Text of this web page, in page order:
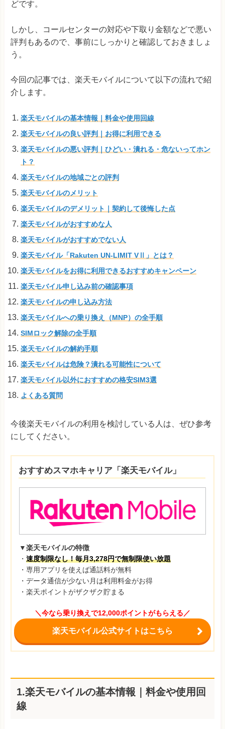
どです。
しかし、コールセンターの対応や下取り金額などで悪い
評判もあるので、事前にしっかりと確認しておきましょ
う。
今回の記事では、楽天モバイルについて以下の流れで紹
介します。
楽天モバイルの基本情報｜料金や使用回線
楽天モバイルの良い評判｜お得に利用できる
楽天モバイルの悪い評判｜ひどい・潰れる・危ないってホン
ト？
楽天モバイルの地域ごとの評判
楽天モバイルのメリット
楽天モバイルのデメリット｜契約して後悔した点
楽天モバイルがおすすめな人
楽天モバイルがおすすめでない人
楽天モバイル「Rakuten UN-LIMIT VⅡ」とは？
楽天モバイルをお得に利用できるおすすめキャンペーン
楽天モバイル申し込み前の確認事項
楽天モバイルの申し込み方法
楽天モバイルへの乗り換え（MNP）の全手順
SIMロック解除の全手順
楽天モバイルの解約手順
楽天モバイルは危険？潰れる可能性について
楽天モバイル以外におすすめの格安SIM3選
よくある質問
今後楽天モバイルの利用を検討している人は、ぜひ参考
にしてください。
おすすめスマホキャリア「楽天モバイル」
▼楽天モバイルの特徴
・ 速度制限なし！毎月3,278円で無制限使い放題
・専用アプリを使えば通話料が無料
・データ通信が少ない月は利用料金がお得
・楽天ポイントがザクザク貯まる
＼今なら乗り換えで12,000ポイントがもらえる／
楽天モバイル公式サイトはこちら
1.楽天モバイルの基本情報｜料金や使用回
線